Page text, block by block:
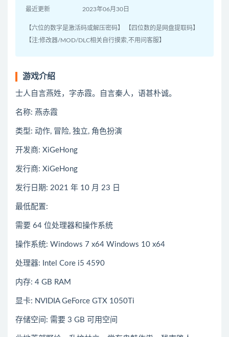
最近更新 2023年06月30日
【六位的数字是激活码或解压密码】 【四位数的是网盘提取码】
【注:修改器/MOD/DLC相关自行摸索,不用问客服】
游戏介绍
士人自言燕姓，字赤霞。自言秦人，语甚朴诚。
名称: 燕赤霞
类型: 动作, 冒险, 独立, 角色扮演
开发商: XiGeHong
发行商: XiGeHong
发行日期: 2021 年 10 月 23 日
最低配置:
需要 64 位处理器和操作系统
操作系统: Windows 7 x64 Windows 10 x64
处理器: Intel Core i5 4590
内存: 4 GB RAM
显卡: NVIDIA GeForce GTX 1050Ti
存储空间: 需要 3 GB 可用空间